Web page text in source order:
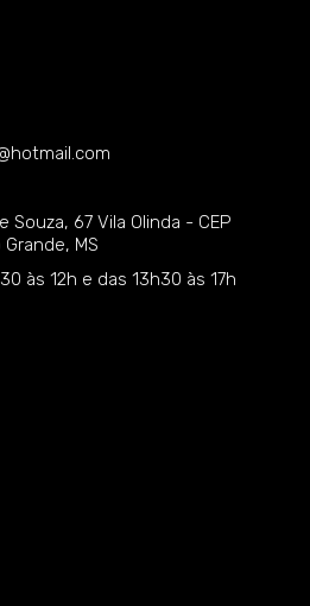
Souza, 67 Vila Olinda - CEP
MS
às 12h e das 13h30 às 17h